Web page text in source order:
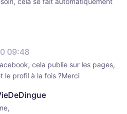
09:48
cela publie sur les pages,
le profil à la fois ?Merci